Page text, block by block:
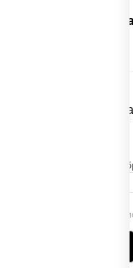
Предлагаем
Установи